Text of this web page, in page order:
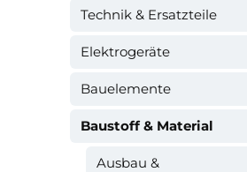
Technik & Ersatzteile
Elektrogeräte
Bauelemente
Baustoff & Material
Ausbau &